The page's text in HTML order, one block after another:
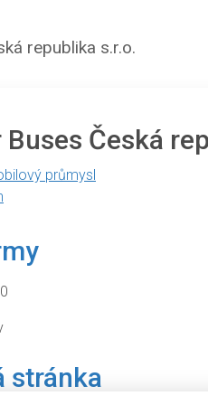
republika s.r.o.
Buses Česká
průmysl
stránka